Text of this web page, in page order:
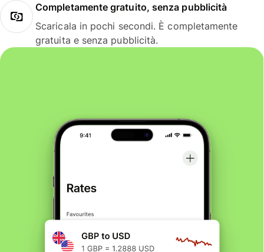
Completamente gratuito, senza pubblicità
Scaricala in pochi secondi. È completamente
gratuita e senza pubblicità.